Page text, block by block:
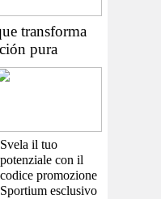
transforma
pura
Svela il tuo
potenziale con il
codice promozione
Sportium esclusivo